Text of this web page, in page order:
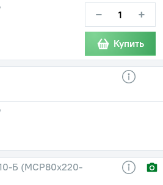
− +
Купить
Б (МСР80х220-